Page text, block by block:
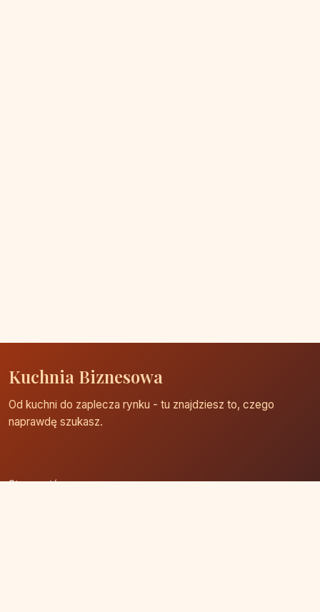
Kuchnia Biznesowa
Od kuchni do zaplecza rynku - tu znajdziesz to, czego
naprawdę szukasz.
Strona główna